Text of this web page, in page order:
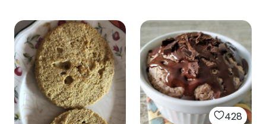
428